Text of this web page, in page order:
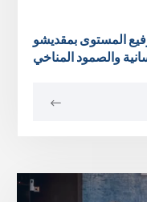
المستوى بمقديشو
والصمود المناخي